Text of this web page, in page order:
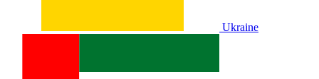
Ukraine